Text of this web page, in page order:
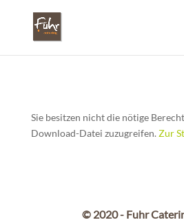
Sie besitzen nicht die nötige
Download-Datei zuzugreifen. Zur
© 2020 - Fuhr